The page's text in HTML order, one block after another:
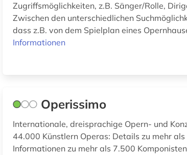
Zugriffsmöglichkeiten, z.B. Sänger/Rolle,
Zwischen den unterschiedlichen
dass z.B. von dem Spielplan eines
Informationen
Operissimo
Internationale, dreisprachige Opern- und
44.000 Künstlern Operas: Details zu mehr
Informationen zu mehr als 7.500